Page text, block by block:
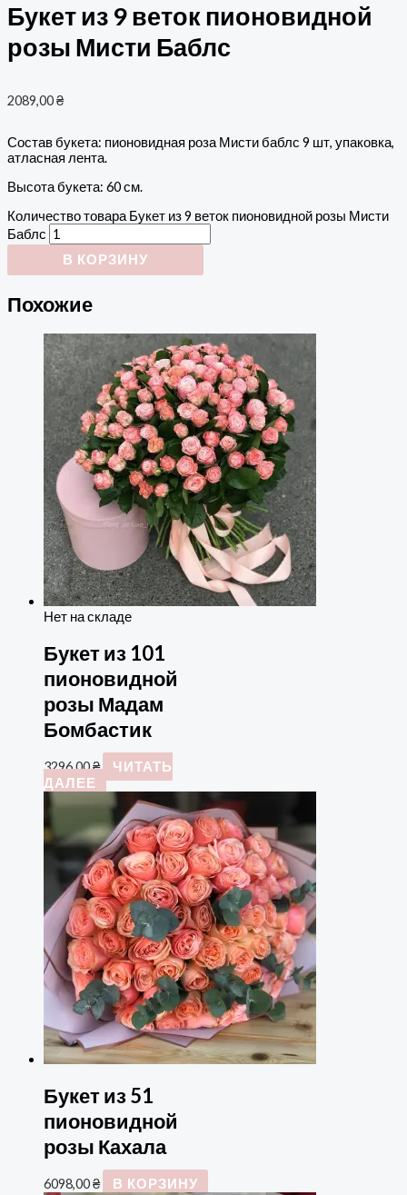
Букет из 9 веток пионовидной
розы Мисти Баблс
2089,00₴
Состав букета: пионовидная роза Мисти баблс 9 шт, упаковка,
атласная лента.
Высота букета: 60 см.
Количество товара Букет из 9 веток пионовидной розы Мисти
Баблс
В КОРЗИНУ
Похожие
Нет на складе
Букет из 101
пионовидной
розы Мадам
Бомбастик
3296,00₴
ЧИТАТЬ
ДАЛЕЕ
Букет из 51
пионовидной
розы Кахала
6098,00₴ В КОРЗИНУ